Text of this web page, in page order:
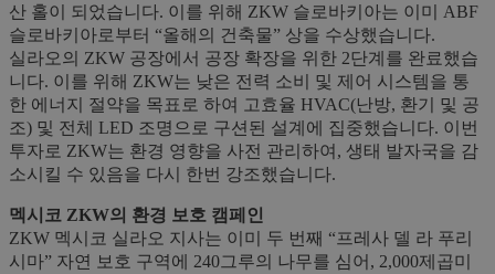
산 홀이 되었습니다. 이를 위해 ZKW 슬로바키아는 이미 ABF
슬로바키아로부터 “올해의 건축물” 상을 수상했습니다.
실라오의 ZKW 공장에서 공장 확장을 위한 2단계를 완료했습
니다. 이를 위해 ZKW는 낮은 전력 소비 및 제어 시스템을 통
한 에너지 절약을 목표로 하여 고효율 HVAC(난방, 환기 및 공
조) 및 전체 LED 조명으로 구션된 설계에 집중했습니다. 이번
투자로 ZKW는 환경 영향을 사전 관리하여, 생태 발자국을 감
소시킬 수 있음을 다시 한번 강조했습니다.
멕시코 ZKW의 환경 보호 캠페인
ZKW 멕시코 실라오 지사는 이미 두 번째 “프레사 델 라 푸리
시마” 자연 보호 구역에 240그루의 나무를 심어, 2,000제곱미